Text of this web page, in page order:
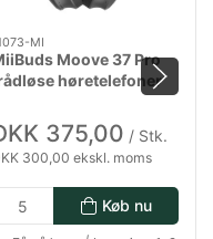
MI
Moove 37 Pro
høretelefoner
375,00 / Stk.
300,00 ekskl. moms
Køb nu